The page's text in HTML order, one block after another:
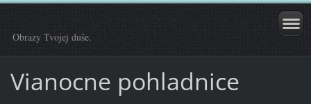
Obrazy Tvojej duše.
Vianocne pohladnice